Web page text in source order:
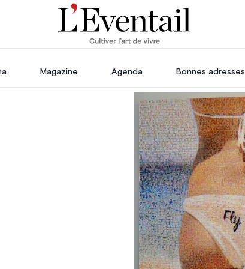
Voyage, Évasion & Escapade
Magazine Agenda Bonnes adresses